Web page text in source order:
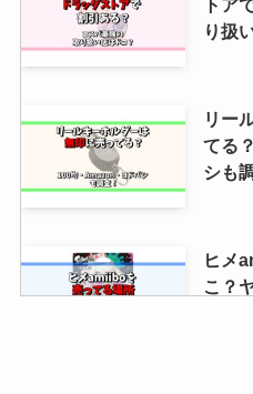
どこ
ズ・
トア
り扱
リー
てる
シも
ヒメ
こ？